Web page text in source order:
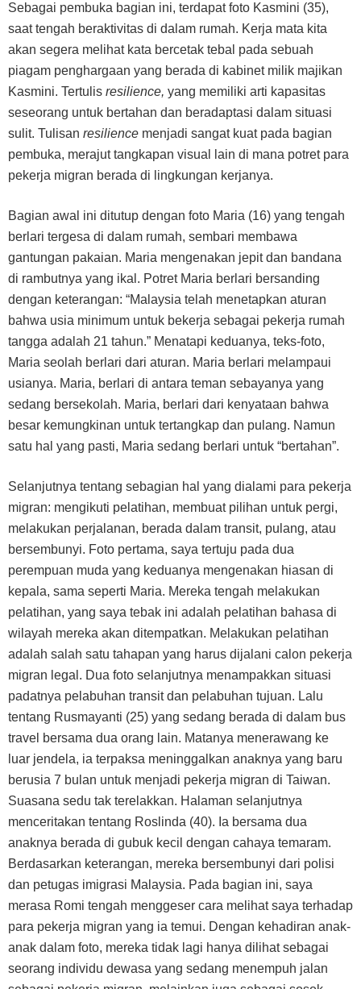
Sebagai pembuka bagian ini, terdapat foto Kasmini (35),
saat tengah beraktivitas di dalam rumah. Kerja mata kita
akan segera melihat kata bercetak tebal pada sebuah
piagam penghargaan yang berada di kabinet milik majikan
Kasmini. Tertulis resilience, yang memiliki arti kapasitas
seseorang untuk bertahan dan beradaptasi dalam situasi
sulit. Tulisan resilience menjadi sangat kuat pada bagian
pembuka, merajut tangkapan visual lain di mana potret para
pekerja migran berada di lingkungan kerjanya.
Bagian awal ini ditutup dengan foto Maria (16) yang tengah
berlari tergesa di dalam rumah, sembari membawa
gantungan pakaian. Maria mengenakan jepit dan bandana
di rambutnya yang ikal. Potret Maria berlari bersanding
dengan keterangan: “Malaysia telah menetapkan aturan
bahwa usia minimum untuk bekerja sebagai pekerja rumah
tangga adalah 21 tahun.” Menatapi keduanya, teks-foto,
Maria seolah berlari dari aturan. Maria berlari melampaui
usianya. Maria, berlari di antara teman sebayanya yang
sedang bersekolah. Maria, berlari dari kenyataan bahwa
besar kemungkinan untuk tertangkap dan pulang. Namun
satu hal yang pasti, Maria sedang berlari untuk “bertahan”.
Selanjutnya tentang sebagian hal yang dialami para pekerja
migran: mengikuti pelatihan, membuat pilihan untuk pergi,
melakukan perjalanan, berada dalam transit, pulang, atau
bersembunyi. Foto pertama, saya tertuju pada dua
perempuan muda yang keduanya mengenakan hiasan di
kepala, sama seperti Maria. Mereka tengah melakukan
pelatihan, yang saya tebak ini adalah pelatihan bahasa di
wilayah mereka akan ditempatkan. Melakukan pelatihan
adalah salah satu tahapan yang harus dijalani calon pekerja
migran legal. Dua foto selanjutnya menampakkan situasi
padatnya pelabuhan transit dan pelabuhan tujuan. Lalu
tentang Rusmayanti (25) yang sedang berada di dalam bus
travel bersama dua orang lain. Matanya menerawang ke
luar jendela, ia terpaksa meninggalkan anaknya yang baru
berusia 7 bulan untuk menjadi pekerja migran di Taiwan.
Suasana sedu tak terelakkan. Halaman selanjutnya
menceritakan tentang Roslinda (40). Ia bersama dua
anaknya berada di gubuk kecil dengan cahaya temaram.
Berdasarkan keterangan, mereka bersembunyi dari polisi
dan petugas imigrasi Malaysia. Pada bagian ini, saya
merasa Romi tengah menggeser cara melihat saya terhadap
para pekerja migran yang ia temui. Dengan kehadiran anak-
anak dalam foto, mereka tidak lagi hanya dilihat sebagai
seorang individu dewasa yang sedang menempuh jalan